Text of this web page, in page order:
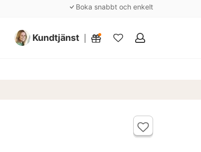
Boka snabbt och enkelt
Kundtjänst
Mina